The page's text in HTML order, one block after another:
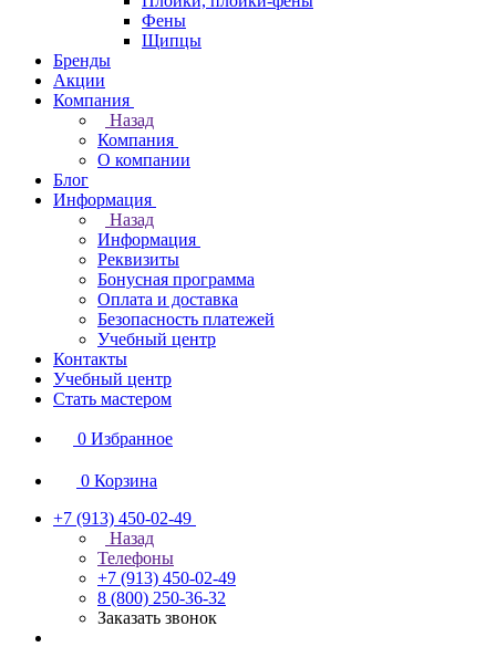
Фены
Щипцы
Бренды
Акции
Компания
Назад
Компания
О компании
Блог
Информация
Назад
Информация
Реквизиты
Бонусная программа
Оплата и доставка
Безопасность платежей
Учебный центр
Контакты
Учебный центр
Стать мастером
0 Избранное
0 Корзина
+7 (913) 450-02-49
Назад
Телефоны
+7 (913) 450-02-49
8 (800) 250-36-32
Заказать звонок